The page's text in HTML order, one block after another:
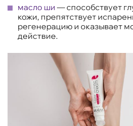
масло ши — способствует
кожи, препятствует
регенерацию и оказывает
действие.